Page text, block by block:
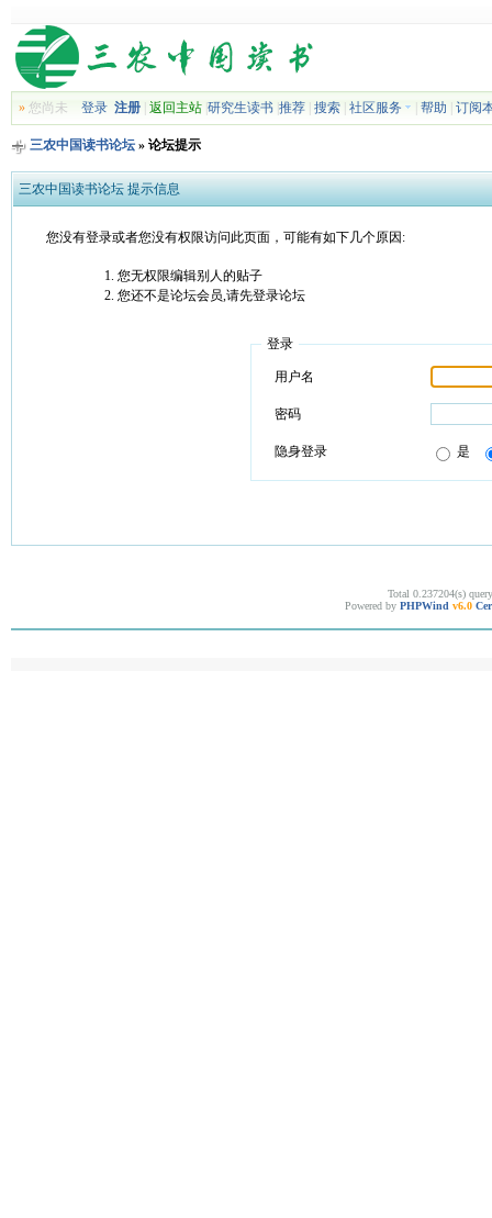
»您尚未 登录 注册| 返回主站| 研究生读书| 推荐| 搜索| 社区服务 帮助 订阅
三农中国读书论坛» 论坛提示
三农中国读书论坛 提示信息
您没有登录或者您没有权限访问此页面，可能有如下几个原因:
您无权限编辑别人的贴子
您还不是论坛会员,请先登录论坛
登录
用户名
密码
隐身登录 是
Total 0.237204(s)
Powered by PHPWind v6.0